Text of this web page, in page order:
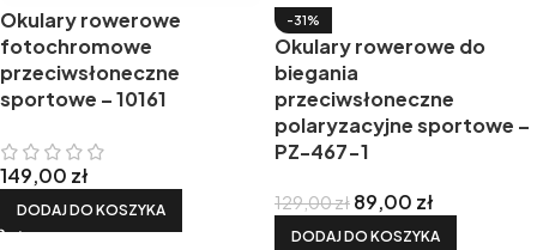
Okulary rowerowe
fotochromowe
przeciwsłoneczne
sportowe – 10161
149,00 zł
DODAJ DO KOSZYKA
-31%
Okulary rowerowe do
biegania
przeciwsłoneczne
polaryzacyjne sportowe –
PZ-467-1
129,00zł 89,00 zł
DODAJ DO KOSZYKA